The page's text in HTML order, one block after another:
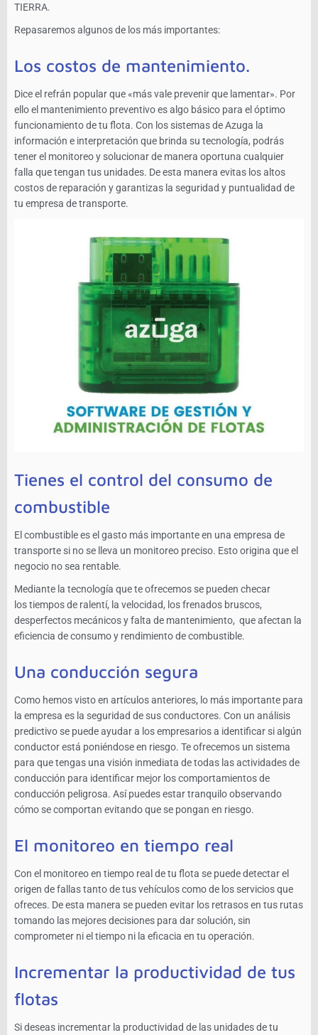
TIERRA.
Repasaremos algunos de los más importantes:
Los costos de mantenimiento.
Dice el refrán popular que «más vale prevenir que lamentar». Por
ello el mantenimiento preventivo es algo básico para el óptimo
funcionamiento de tu flota. Con los sistemas de Azuga la
información e interpretación que brinda su tecnología, podrás
tener el monitoreo y solucionar de manera oportuna cualquier
falla que tengan tus unidades. De esta manera evitas los altos
costos de reparación y garantizas la seguridad y puntualidad de
tu empresa de transporte.
Tienes el control del consumo de
combustible
El combustible es el gasto más importante en una empresa de
transporte si no se lleva un monitoreo preciso. Esto origina que el
negocio no sea rentable.
Mediante la tecnología que te ofrecemos se pueden checar
los tiempos de ralentí, la velocidad, los frenados bruscos,
desperfectos mecánicos y falta de mantenimiento, que afectan la
eficiencia de consumo y rendimiento de combustible.
Una conducción segura
Como hemos visto en artículos anteriores, lo más importante para
la empresa es la seguridad de sus conductores. Con un análisis
predictivo se puede ayudar a los empresarios a identificar si algún
conductor está poniéndose en riesgo. Te ofrecemos un sistema
para que tengas una visión inmediata de todas las actividades de
conducción para identificar mejor los comportamientos de
conducción peligrosa. Así puedes estar tranquilo observando
cómo se comportan evitando que se pongan en riesgo.
El monitoreo en tiempo real
Con el monitoreo en tiempo real de tu flota se puede detectar el
origen de fallas tanto de tus vehículos como de los servicios que
ofreces. De esta manera se pueden evitar los retrasos en tus rutas
tomando las mejores decisiones para dar solución, sin
comprometer ni el tiempo ni la eficacia en tu operación.
Incrementar la productividad de tus
flotas
Si deseas incrementar la productividad de las unidades de tu